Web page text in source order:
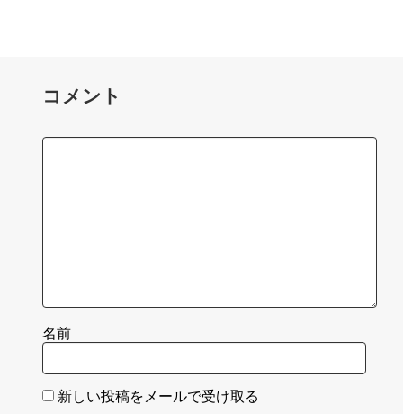
コメント
名前
新しい投稿をメールで受け取る